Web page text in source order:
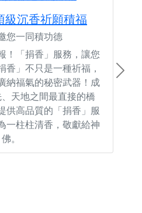
級沉香祈願積福
您一同積功德
！「捐香」服務，讓您
香」不只是一種祈福，
納福氣的秘密武器！成
天地之間最直接的橋
供高品質的「捐香」服
一柱柱清香，敬獻給神
佛。
Next